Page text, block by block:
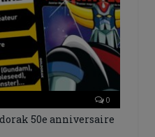
0
50e anniversaire